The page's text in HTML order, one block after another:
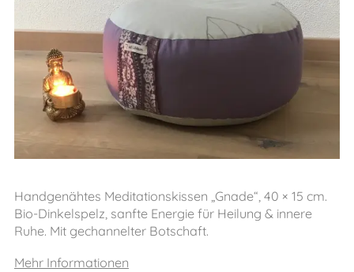
Handgenähtes Meditationskissen „Gnade“, 40 × 15 cm.
Bio-Dinkelspelz, sanfte Energie für Heilung & innere
Ruhe. Mit gechannelter Botschaft.
Mehr Informationen